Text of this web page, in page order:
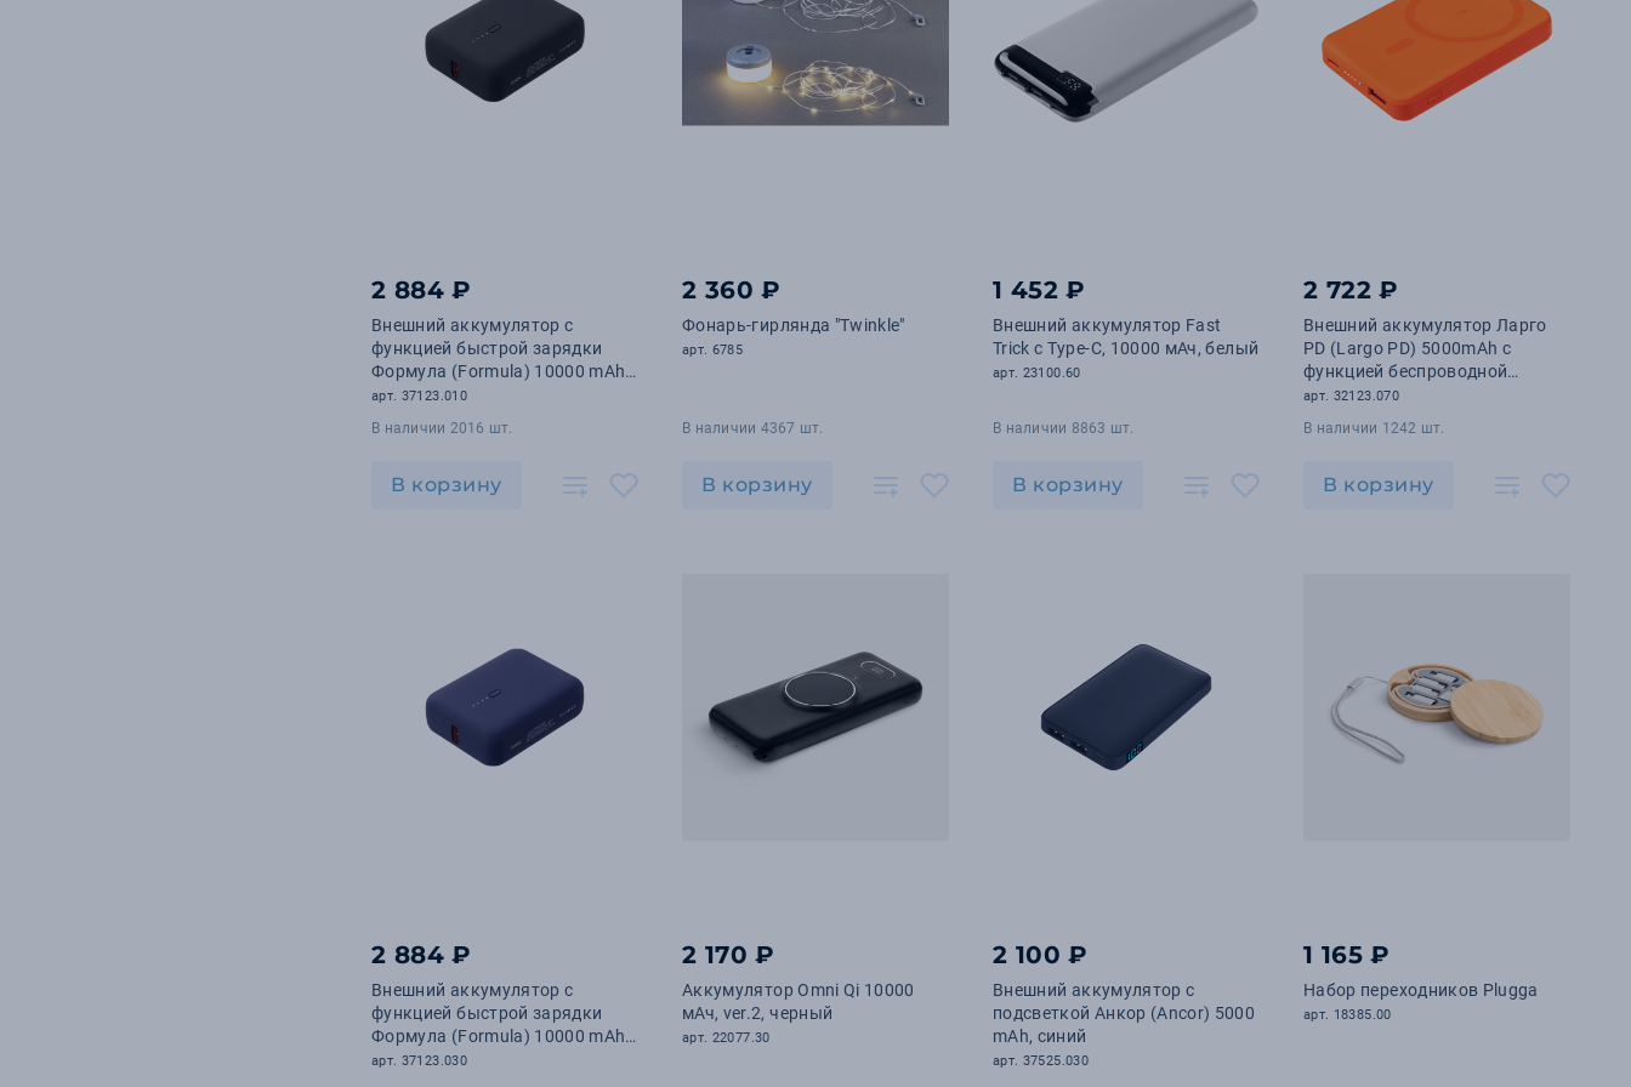
2 884 ₽
Внешний аккумулятор с
функцией быстрой зарядки
Формула (Formula) 10000 mAh,
черный
арт. 37123.010
В наличии 2016 шт.
В корзину
2 360 ₽
Фонарь-гирлянда "Twinkle"
арт. 6785
В наличии 4367 шт.
В корзину
1 452 ₽
Внешний аккумулятор Fast
Trick с Type-C, 10000 мАч, белый
арт. 23100.60
В наличии 8863 шт.
В корзину
2 722 ₽
Внешний аккумулятор Ларго
PD (Largo PD) 5000mAh с
функцией беспроводной
зарядки 15W, оранжевый
арт. 32123.070
В наличии 1242 шт.
В корзину
2 884 ₽
Внешний аккумулятор с
функцией быстрой зарядки
Формула (Formula) 10000 mAh,
синий
арт. 37123.030
2 170 ₽
Аккумулятор Omni Qi 10000
мАч, ver.2, черный
арт. 22077.30
2 100 ₽
Внешний аккумулятор с
подсветкой Анкор (Ancor) 5000
mAh, синий
арт. 37525.030
1 165 ₽
Набор переходников Plugga
арт. 18385.00